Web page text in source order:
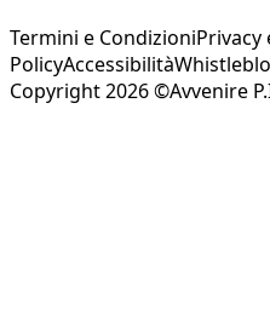
Termini e CondizioniPrivacy
PolicyAccessibilità
Copyright 2026 ©Avvenire